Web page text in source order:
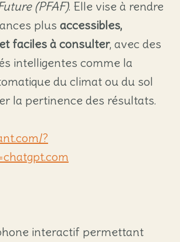
(PFAF). Elle vise à rendre
plus accessibles,
faciles à consulter, avec des
intelligentes comme la
du climat ou du sol
la pertinence des résultats.
?
interactif permettant